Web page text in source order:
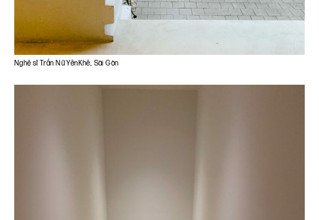
Nghệ sĩ Trần Nữ YênKhê, Sài Gòn